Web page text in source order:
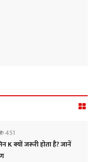
451
K क्यों जरूरी होता है? जानें